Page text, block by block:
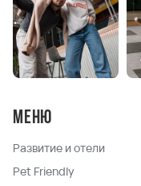
Меню
Развитие и отели
Pet Friendly